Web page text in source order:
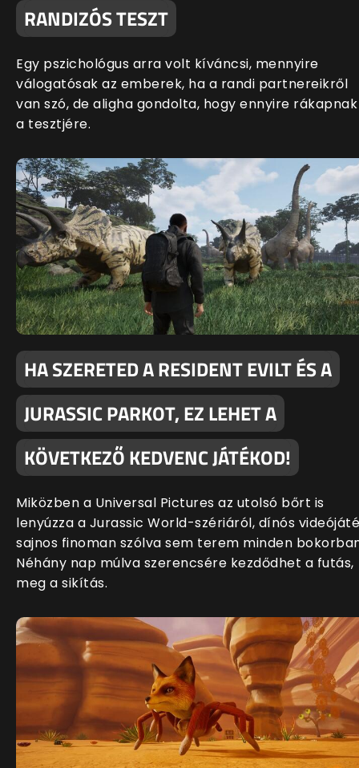
RANDIZÓS TESZT
Egy pszichológus arra volt kíváncsi, mennyire
válogatósak az emberek, ha a randi partnereikről
van szó, de aligha gondolta, hogy ennyire rákapnak
a tesztjére.
HA SZERETED A RESIDENT EVILT ÉS A
JURASSIC PARKOT, EZ LEHET A
KÖVETKEZŐ KEDVENC JÁTÉKOD!
Miközben a Universal Pictures az utolsó bőrt is
lenyúzza a Jurassic World-szériáról, dínós
sajnos finoman szólva sem terem minden
Néhány nap múlva szerencsére kezdődhet a futás,
meg a sikítás.